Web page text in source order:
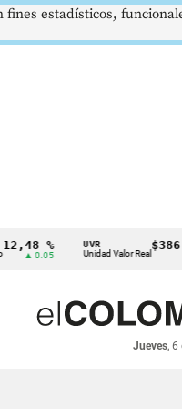
% UVR
Unidad Valor Real
Jueves, 6
estadísticos,